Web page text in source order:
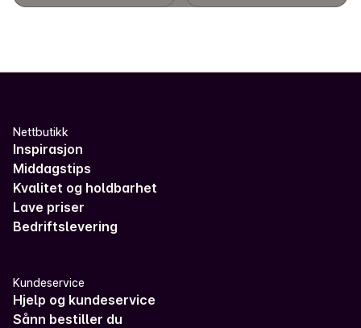
Nettbutikk
Inspirasjon
Middagstips
Kvalitet og holdbarhet
Lave priser
Bedriftslevering
Kundeservice
Hjelp og kundeservice
Sånn bestiller du